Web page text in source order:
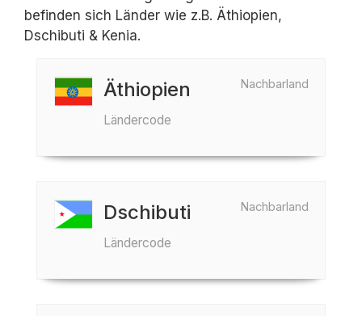
befinden sich Länder wie z.B. Äthiopien,
Dschibuti & Kenia.
Nachbarland
Äthiopien
Ländercode
Nachbarland
Dschibuti
Ländercode